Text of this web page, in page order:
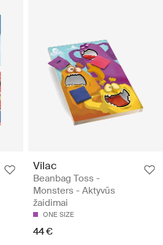
Vilac
Beanbag Toss -
Monsters - Aktyvūs
žaidimai
ONE SIZE
44 €